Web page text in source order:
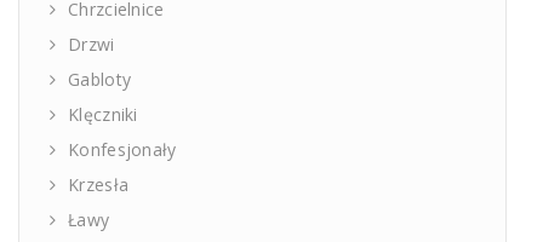
Chrzcielnice
Drzwi
Gabloty
Klęczniki
Konfesjonały
Krzesła
Ławy